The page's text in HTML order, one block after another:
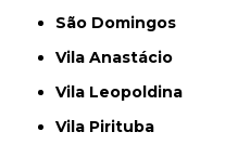
São Domingos
Vila Anastácio
Vila Leopoldina
Vila Pirituba